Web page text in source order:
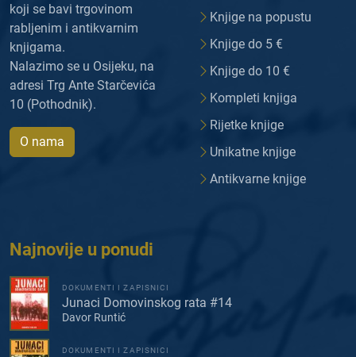
koji se bavi trgovinom
rabljenim i antikvarnim
knjigama.
Nalazimo se u Osijeku, na
adresi Trg Ante Starčevića
10 (Pothodnik).
O nama
Knjige na popustu
Knjige do 5 €
Knjige do 10 €
Kompleti knjiga
Rijetke knjige
Unikatne knjige
Antikvarne knjige
Najnovije u ponudi
DOKUMENTI I ZAPISNICI
Junaci Domovinskog rata #14
Davor Runtić
DOKUMENTI I ZAPISNICI